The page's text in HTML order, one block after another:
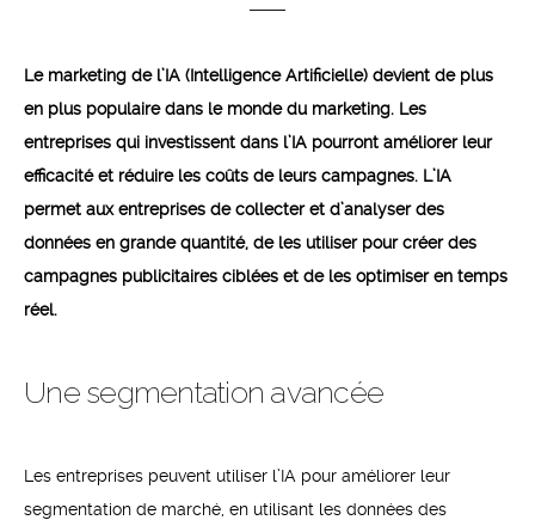
Le marketing de l’IA (Intelligence Artificielle) devient de plus
en plus populaire dans le monde du marketing. Les
entreprises qui investissent dans l’IA pourront améliorer leur
efficacité et réduire les coûts de leurs campagnes. L’IA
permet aux entreprises de collecter et d’analyser des
données en grande quantité, de les utiliser pour créer des
campagnes publicitaires ciblées et de les optimiser en temps
réel.
Une segmentation avancée
Les entreprises peuvent utiliser l’IA pour améliorer leur
segmentation de marché, en utilisant les données des